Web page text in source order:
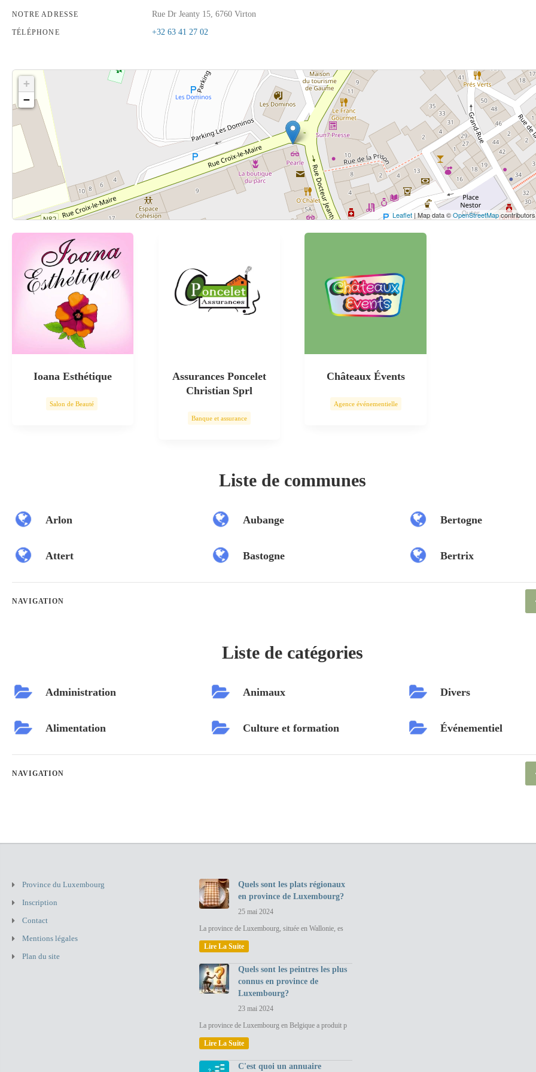
NOTRE ADRESSE Rue Dr Jeanty 15, 6760 Virton
TÉLÉPHONE +32 63 41 27 02
Cliquez sur le bouton pour afficher la carte.
Voir la carte
+
−
Leaflet| Map data ©OpenStreetMap
Ioana Esthétique
Salon de Beauté
Assurances Poncelet
Christian Sprl
Banque et assurance
Châteaux Évents
Agence événementielle
Liste de communes
Arlon
Attert
Aubange
Bastogne
Bertogne
Bertrix
NAVIGATION
Liste de catégories
Administration
Alimentation
Animaux
Culture et formation
Divers
Événementiel
NAVIGATION
Province du Luxembourg
Inscription
Contact
Mentions légales
Plan du site
Quels sont les plats régionaux
en province de Luxembourg?
25 mai 2024
La province de Luxembourg, située en Wallonie, es
Lire La Suite
Quels sont les peintres les plus
connus en province de
Luxembourg?
23 mai 2024
La province de Luxembourg en Belgique a produit p
Lire La Suite
C'est quoi un annuaire